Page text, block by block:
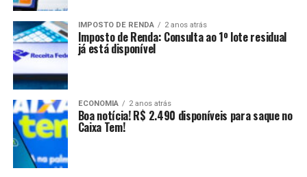
IMPOSTO DE RENDA 2 anos atrás
Imposto de Renda: Consulta ao 1º lote residual
já está disponível
ECONOMIA 2 anos atrás
Boa notícia! R$ 2.490 disponíveis para saque no
Caixa Tem!